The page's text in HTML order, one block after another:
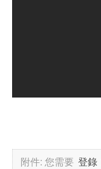
附件:您需要 登錄